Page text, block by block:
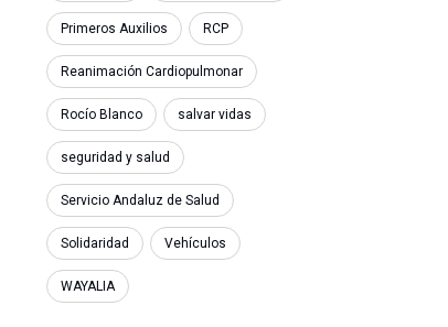
Primeros Auxilios RCP
Reanimación Cardiopulmonar
Rocío Blanco salvar vidas
seguridad y salud
Servicio Andaluz de Salud
Solidaridad Vehículos
WAYALIA